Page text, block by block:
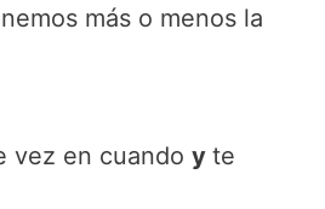
más o menos la
vez en cuando y te